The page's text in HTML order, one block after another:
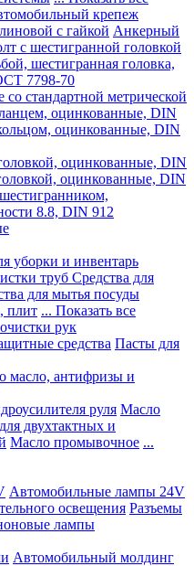
крепеж
с гайкой Анкерный
с шестигранной головкой
шестигранная головка,
7798-70
стандартной метрической
оцинкованные, DIN
оцинкованные, DIN
оцинкованные, DIN
оцинкованные, DIN
8.8, DIN 912
уборки и инвентарь
труб Средства для
для мытья посуды
плит ... Показать все
рук
средства Пасты для
масло, антифризы и
руля Масло
двухтактных и
Масло промывочное ...
Автомобильные лампы 24V
освещения Разъемы
лампы
Автомобильный молдинг